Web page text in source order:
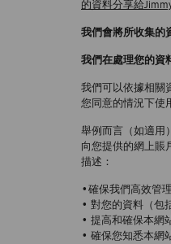
的資料分享給
我們會將所收集的
我們在處理您的資
我們可以依據相關
您同意的情況下使
舉例而言（如適用
向您提供的網上賬
描述：
•確保我們高效管
• 對您的資料（包
• 提高和確保本網
• 確保您知悉本網